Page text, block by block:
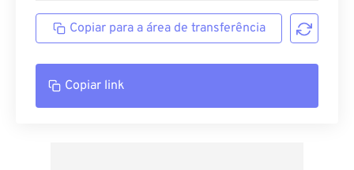
Copiar para a área de transferência
Copiar link